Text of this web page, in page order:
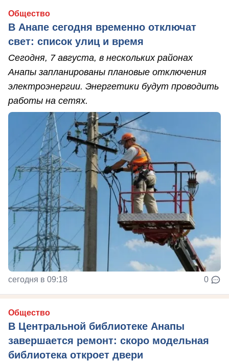
Общество
В Анапе сегодня временно отключат
свет: список улиц и время
Сегодня, 7 августа, в нескольких районах
Анапы запланированы плановые отключения
электроэнергии. Энергетики будут проводить
работы на сетях.
сегодня в 09:18 0
Общество
В Центральной библиотеке Анапы
завершается ремонт: скоро модельная
библиотека откроет двери